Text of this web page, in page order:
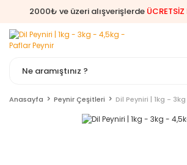
2000₺ ve üzeri alışverişlerde
Anasayfa Peynir Çeşitleri Dil Peyniri | 1kg -